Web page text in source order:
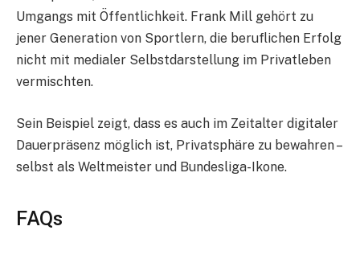
Umgangs mit Öffentlichkeit. Frank Mill gehört zu
jener Generation von Sportlern, die beruflichen Erfolg
nicht mit medialer Selbstdarstellung im Privatleben
vermischten.
Sein Beispiel zeigt, dass es auch im Zeitalter digitaler
Dauerpräsenz möglich ist, Privatsphäre zu bewahren –
selbst als Weltmeister und Bundesliga-Ikone.
FAQs